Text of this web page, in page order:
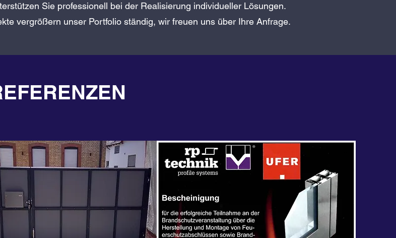
Sie professionell bei der Realisierung individueller Lösungen.
vergrößern unser Portfolio ständig, wir freuen uns über Ihre Anfrage.